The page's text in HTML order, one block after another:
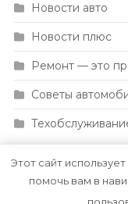
Новости авто
Новости плюс
Ремонт — это
Советы
Этот сайт
помочь вам в